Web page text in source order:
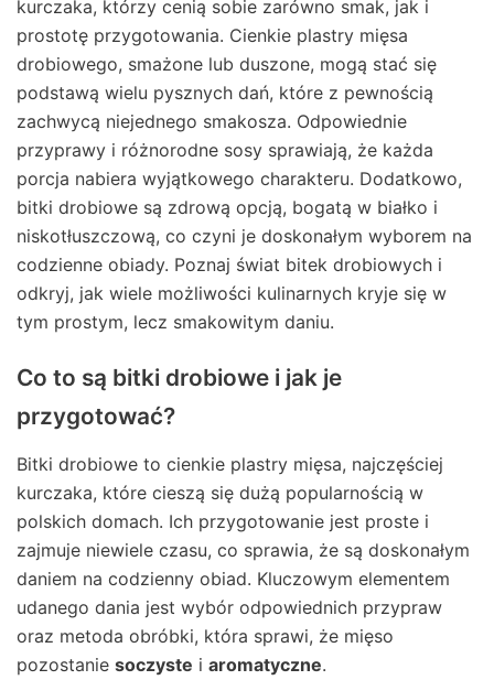
kurczaka, którzy cenią sobie zarówno smak, jak i
prostotę przygotowania. Cienkie plastry mięsa
drobiowego, smażone lub duszone, mogą stać się
podstawą wielu pysznych dań, które z pewnością
zachwycą niejednego smakosza. Odpowiednie
przyprawy i różnorodne sosy sprawiają, że każda
porcja nabiera wyjątkowego charakteru. Dodatkowo,
bitki drobiowe są zdrową opcją, bogatą w białko i
niskotłuszczową, co czyni je doskonałym wyborem na
codzienne obiady. Poznaj świat bitek drobiowych i
odkryj, jak wiele możliwości kulinarnych kryje się w
tym prostym, lecz smakowitym daniu.
Co to są bitki drobiowe i jak je
przygotować?
Bitki drobiowe to cienkie plastry mięsa, najczęściej
kurczaka, które cieszą się dużą popularnością w
polskich domach. Ich przygotowanie jest proste i
zajmuje niewiele czasu, co sprawia, że są doskonałym
daniem na codzienny obiad. Kluczowym elementem
udanego dania jest wybór odpowiednich przypraw
oraz metoda obróbki, która sprawi, że mięso
pozostanie soczyste i aromatyczne.